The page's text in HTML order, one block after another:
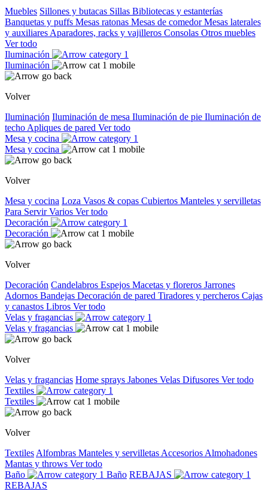
Muebles Sillones y butacas Sillas Bibliotecas y estanterías
Banquetas y puffs Mesas ratonas Mesas de comedorMesas laterales
y auxiliares Aparadores, racks y vajilleros Consolas Otros muebles
Ver todo
Iluminación
Iluminación
Volver
Iluminación Iluminación de mesa Iluminación de pie Iluminación de
techo Apliques de pared Ver todo
Mesa y cocina
Mesa y cocina
Volver
Mesa y cocina Loza Vasos & copas Cubiertos Manteles y servilletas
Para ServirVarios Ver todo
Decoración
Decoración
Volver
Decoración Candelabros Espejos Macetas y floreros Jarrones
Adornos Bandejas Decoración de pared Tiradores y percheros Cajas
y canastos Libros Ver todo
Velas y fragancias
Velas y fragancias
Volver
Velas y fragancias Home sprays Jabones Velas Difusores Ver todo
Textiles
Textiles
Volver
Textiles Alfombras Manteles y servilletas Accesorios Almohadones
Mantas y throws Ver todo
Baño
Baño REBAJAS
REBAJAS